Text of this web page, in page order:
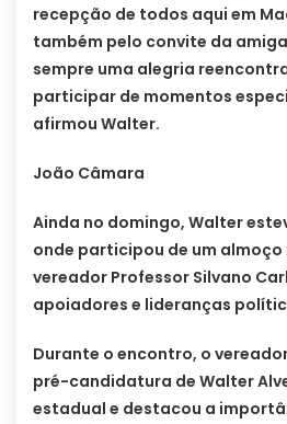
recepção de todos aqui em
também pelo convite da amiga
sempre uma alegria
participar de momentos
afirmou Walter.
João Câmara
Ainda no domingo, Walter
onde participou de um
vereador Professor Silvano
apoiadores e lideranças
Durante o encontro, o
pré-candidatura de Walter
estadual e destacou a